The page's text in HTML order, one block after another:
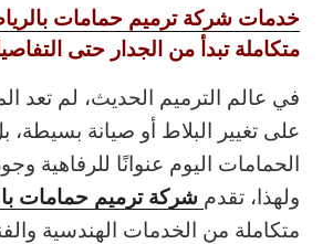
خدمات شركة ترميم حمامات
متكاملة تبدأ من الجدار حتى
في عالم الترميم الحديث، لم تعد
على تغيير البلاط أو صيانة
الحمامات اليوم عنوانًا للرفاهية
ولهذا، تقدم شركة ترميم حمامات
متكاملة من الخدمات الهندسية